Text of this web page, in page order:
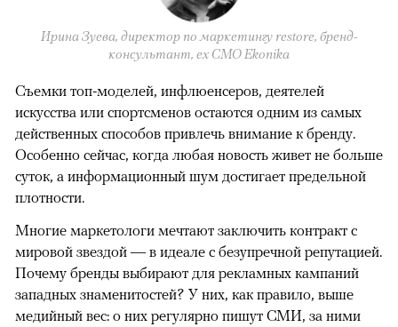
Ирина Зуева, директор по маркетингу restore, бренд-
консультант, eх CMO Ekonika
Съемки топ-моделей, инфлюенсеров, деятелей
искусства или спортсменов остаются одним из самых
действенных способов привлечь внимание к бренду.
Особенно сейчас, когда любая новость живет не больше
суток, а информационный шум достигает предельной
плотности.
Многие маркетологи мечтают заключить контракт с
мировой звездой — в идеале с безупречной репутацией.
Почему бренды выбирают для рекламных кампаний
западных знаменитостей? У них, как правило, выше
медийный вес: о них регулярно пишут СМИ, за ними